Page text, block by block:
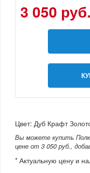
3 050 руб.
Цвет: Дуб Крафт
Вы можете купить
цене от 3 050 руб.,
* Актуальную цену и